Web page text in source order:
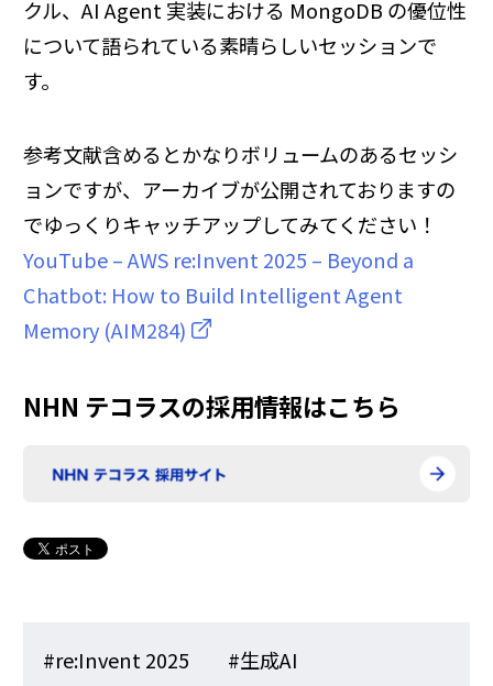
クル、AI Agent 実装における MongoDB の優位性
について語られている素晴らしいセッションで
す。
参考文献含めるとかなりボリュームのあるセッシ
ョンですが、アーカイブが公開されておりますの
でゆっくりキャッチアップしてみてください！
YouTube – AWS re:Invent 2025 – Beyond a
Chatbot: How to Build Intelligent Agent
Memory (AIM284)
NHN テコラスの採用情報はこちら
#re:Invent 2025
#生成AI